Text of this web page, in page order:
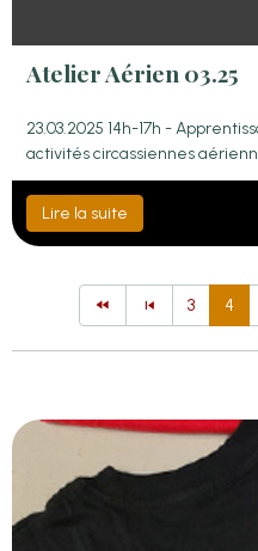
Atelier Aérien 03.25
23.03.2025 14h-17h -
activités circassiennes
Lire la suite
3 4